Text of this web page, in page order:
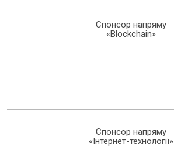
Спонсор напряму
«Blockchain»
Спонсор напряму
«Інтернет-технології»